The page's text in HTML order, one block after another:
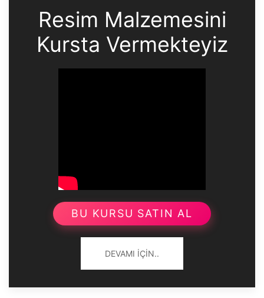
Resim Malzemesini
Kursta Vermekteyiz
BU KURSU SATIN AL
DEVAMI İÇIN..